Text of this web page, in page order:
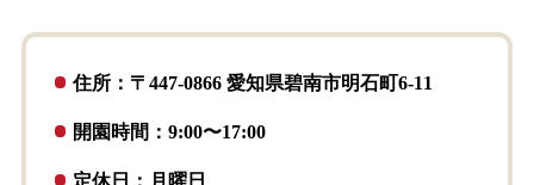
住所：〒447-0866 愛知県碧南市明石町6-11
開園時間：9:00〜17:00
定休日：月曜日